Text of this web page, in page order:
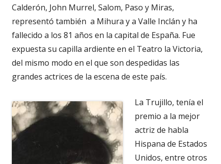
Calderón, John Murrel, Salom, Paso y Miras,
representó también a Mihura y a Valle Inclán y ha
fallecido a los 81 años en la capital de España. Fue
expuesta su capilla ardiente en el Teatro la Victoria,
del mismo modo en el que son despedidas las
grandes actrices de la escena de este país.
La Trujillo, tenía el
premio a la mejor
actriz de habla
Hispana de Estados
Unidos, entre otros